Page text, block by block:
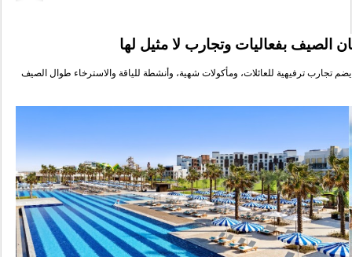
الصيف بفعاليات وتجارب لا مثيل لها
تجارب ترفيهية للعائلات، ومأكولات شهية، وأنشطة للياقة والاسترخاء طوال الصيف